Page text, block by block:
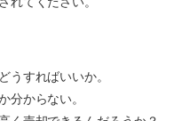
すればいいか。
からない。